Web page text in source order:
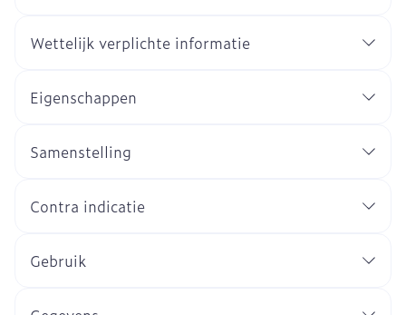
Wettelijk verplichte informatie
Eigenschappen
Samenstelling
Contra indicatie
Gebruik